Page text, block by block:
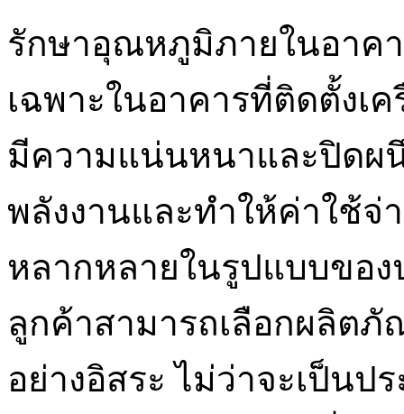
รักษาอุณหภูมิภายในอาค
เฉพาะในอาคารที่ติดตั้งเ
มีความแน่นหนาและปิดผ
พลังงานและทำให้ค่าใช้จ่
หลากหลายในรูปแบบของ
ลูกค้าสามารถเลือกผลิต
อย่างอิสระ ไม่ว่าจะเป็นป